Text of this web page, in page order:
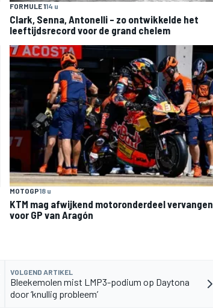
FORMULE 114 u
Clark, Senna, Antonelli – zo ontwikkelde het
leeftijdsrecord voor de grand chelem
MOTOGP18 u
KTM mag afwijkend motoronderdeel vervangen
voor GP van Aragón
VOLGEND ARTIKEL
Bleekemolen mist LMP3-podium op Daytona
door ‘knullig probleem’